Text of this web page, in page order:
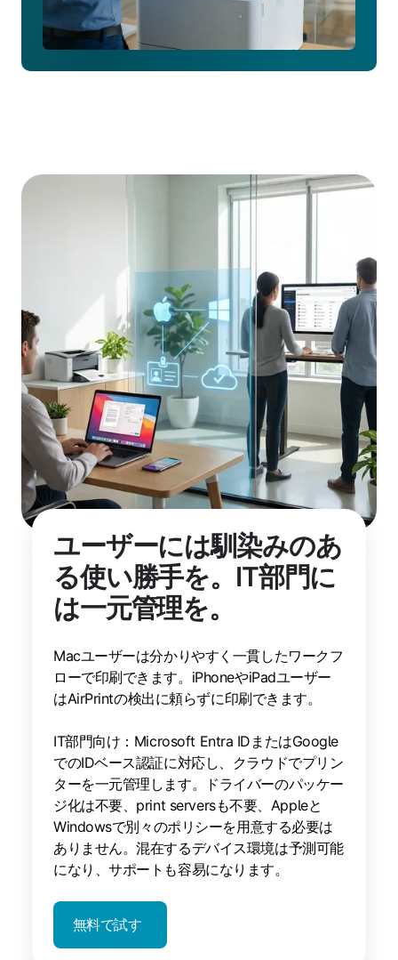
る
ユーザーには馴染みのあ
る使い勝手を。IT部門に
は一元管理を。
Macユーザーは分かりやすく一貫したワークフ
ローで印刷できます。iPhoneやiPadユーザー
はAirPrintの検出に頼らずに印刷できます。
IT部門向け：Microsoft Entra IDまたはGoogle
でのIDベース認証に対応し、クラウドでプリン
ターを一元管理します。ドライバーのパッケー
ジ化は不要、print serversも不要、Appleと
Windowsで別々のポリシーを用意する必要は
ありません。混在するデバイス環境は予測可能
になり、サポートも容易になります。
無料で試す